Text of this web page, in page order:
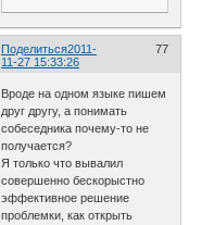
Поделиться 77
2011-
11-27 15:33:26
Вроде на одном языке пишем
друг другу, а понимать
собеседника почему-то не
получается?
Я только что вывалил
совершенно бескорыстно
эффективное решение
проблемки, как открыть